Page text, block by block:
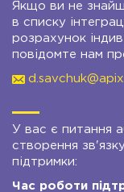
Якщо ви не
в списку
розрахунок
повідомте нам
У вас є питання
створення
підтримки:
Час роботи